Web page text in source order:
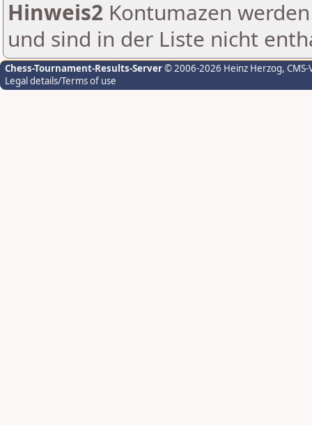
Hinweis2 Kontumazen
und sind in der Liste nicht
Chess-Tournament-Results-Server© 2006-2026 Heinz Herzog,
Legal details/Terms of use